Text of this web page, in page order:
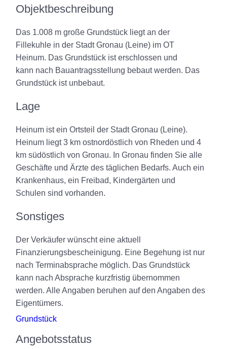
Objektbeschreibung
Das 1.008 m große Grundstück liegt an der
Fillekuhle in der Stadt Gronau (Leine) im OT
Heinum. Das Grundstück ist erschlossen und
kann nach Bauantragsstellung bebaut werden. Das
Grundstück ist unbebaut.
Lage
Heinum ist ein Ortsteil der Stadt Gronau (Leine).
Heinum liegt 3 km ostnordöstlich von Rheden und 4
km südöstlich von Gronau. In Gronau finden Sie alle
Geschäfte und Ärzte des täglichen Bedarfs. Auch ein
Krankenhaus, ein Freibad, Kindergärten und
Schulen sind vorhanden.
Sonstiges
Der Verkäufer wünscht eine aktuell
Finanzierungsbescheinigung. Eine Begehung ist nur
nach Terminabsprache möglich. Das Grundstück
kann nach Absprache kurzfristig übernommen
werden. Alle Angaben beruhen auf den Angaben des
Eigentümers.
Grundstück
Angebotsstatus